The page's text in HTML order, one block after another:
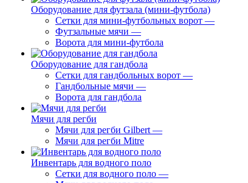
Оборудование для футзала (мини-футбола)
Сетки для мини-футбольных ворот —
Футзальные мячи —
Ворота для мини-футбола
Оборудование для гандбола
Сетки для гандбольных ворот —
Гандбольные мячи —
Ворота для гандбола
Мячи для регби
Мячи для регби Gilbert —
Мячи для регби Mitre
Инвентарь для водного поло
Сетки для водного поло —